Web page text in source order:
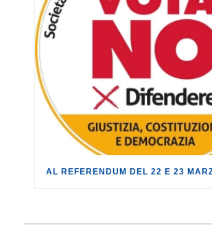
AL REFERENDUM DEL 22 E 23